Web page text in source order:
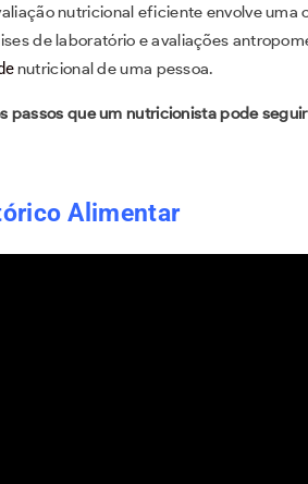
nutricional eficiente envolve
de laboratório e avaliações
nutricional de uma pessoa.
passos que um nutricionista pode
Alimentar